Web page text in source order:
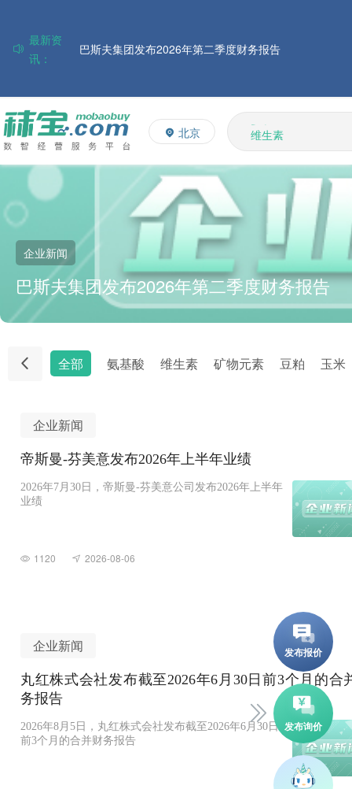
最新资
讯：
巴斯夫集团发布2026年第二季度财务报告
ADM发布2026年第二季度财务业绩
赢创发布2026年第二季度财务业绩
中国维生素市场窄幅调整，VE小幅反弹，观望氛围持续
北京
L-赖氨酸硫酸盐
多维
多矿
维生素
饲料添加剂
企业新闻
巴斯夫集团发布2026年第二季度财务报告
全部 氨基酸 维生素 矿物元素 豆粕 玉米
企业新闻
帝斯曼-芬美意发布2026年上半年业绩
2026年7月30日，帝斯曼-芬美意公司发布2026年上半年
业绩
1120 2026-08-06
企业新闻
丸红株式会社发布截至2026年6月30日前3个月的合
务报告
2026年8月5日，丸红株式会社发布截至2026年6月30日
前3个月的合并财务报告